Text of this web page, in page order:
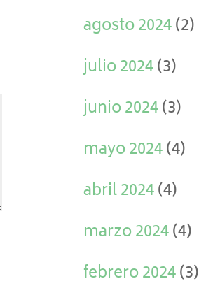
agosto 2024(2)
julio 2024(3)
junio 2024(3)
mayo 2024(4)
abril 2024(4)
marzo 2024(4)
febrero 2024(3)